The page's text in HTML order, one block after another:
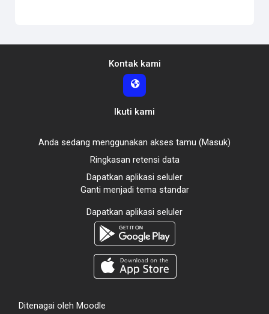
Kontak kami
Ikuti kami
Anda sedang menggunakan akses tamu (Masuk)
Ringkasan retensi data
Dapatkan aplikasi seluler
Ganti menjadi tema standar
Dapatkan aplikasi seluler
Ditenagai oleh Moodle